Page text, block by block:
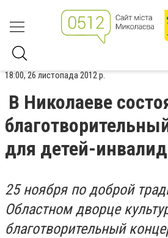
18:00, 26 листопада 2012 р.
В Николаеве
для детей-
25 ноября по доброй
Областном дворце
благотворительный